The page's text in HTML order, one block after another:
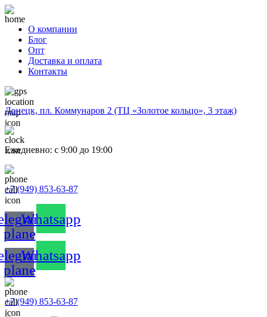
О компании
Блог
Опт
Доставка и оплата
Контакты
Донецк, пл. Коммунаров 2 (ТЦ «Золотое кольцо», 3 этаж)
Ежедневно: с 9:00 до 19:00
+7 (949) 853-63-87
plane
Whatsapp
plane
Whatsapp
+7 (949) 853-63-87